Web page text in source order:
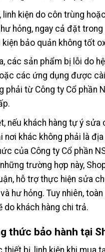
linh kiện do côn trùng
hư hỏng, ngay cả đặt
bảo quản không tốt
các sản phẩm bị lỗi do
các ứng dụng được
phải từ Công ty Cổ phần
nếu khách hàng tự ý sửa
nơi khác không phải là
của Công ty Cổ phần
trường hợp này,
hỗ trợ thực hiện sửa
hư hỏng. Tuy nhiên,
do khách hàng chi trả.
thức bảo hành tại